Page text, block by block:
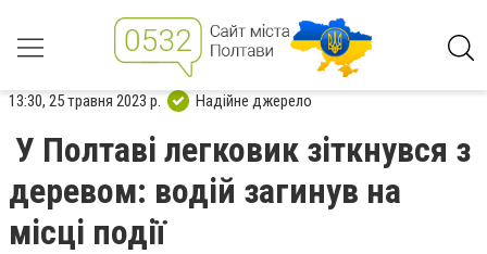
13:30, 25 травня 2023 р. Надійне джерело
У Полтаві легковик зіткнувся з
деревом: водій загинув на
місці події